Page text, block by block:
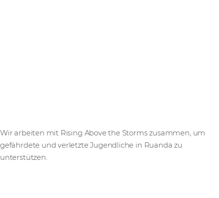
Wir arbeiten mit Rising Above the Storms zusammen, um
gefährdete und verletzte Jugendliche in Ruanda zu
unterstützen.